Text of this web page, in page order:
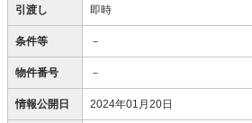
引渡し 即時
条件等 －
物件番号 －
情報公開日 2024年01月20日